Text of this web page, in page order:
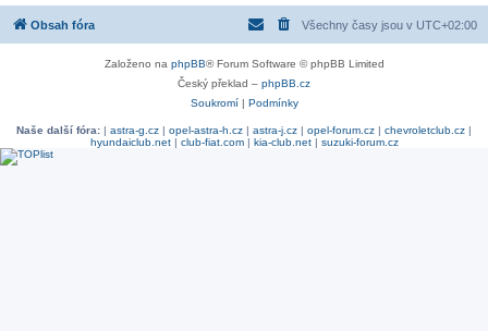
Obsah fóra Všechny časy jsou v UTC+02:00
Založeno na phpBB® Forum Software © phpBB Limited
Český překlad – phpBB.cz
Soukromí| Podmínky
Naše další fóra: | astra-g.cz | opel-astra-h.cz | astra-j.cz | opel-forum.cz | chevroletclub.cz |
hyundaiclub.net| club-fiat.com| kia-club.net| suzuki-forum.cz